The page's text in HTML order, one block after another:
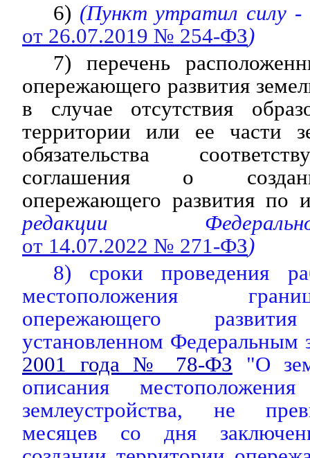
6) (Пункт утратил силу -
от 26.07.2019 № 254-ФЗ)
7) перечень
опережающего развития
в случае отсутствия
территории или ее части
обязательства
соглашения о
опережающего развития по
редакции
от 14.07.2022 № 271-ФЗ)
8) сроки проведения
местоположения
опережающего
установленном Федеральным
2001 года № 78-ФЗ "О
описания
землеустройства, не
месяцев со дня